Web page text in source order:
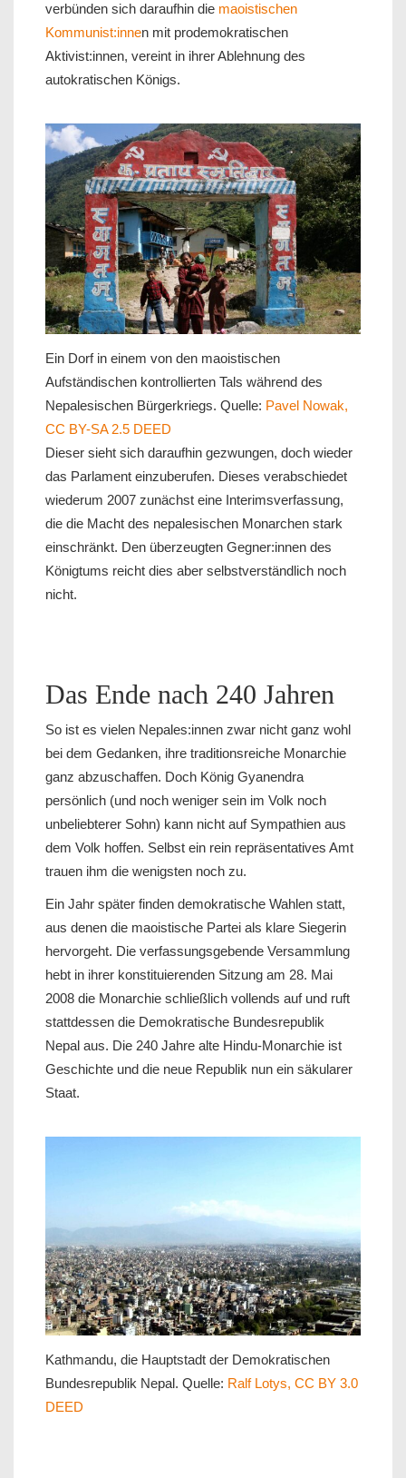
verbünden sich daraufhin die maoistischen
Kommunist:innen mit prodemokratischen
Aktivist:innen, vereint in ihrer Ablehnung des
autokratischen Königs.
Ein Dorf in einem von den maoistischen
Aufständischen kontrollierten Tals während des
Nepalesischen Bürgerkriegs. Quelle: Pavel Nowak,
CC BY-SA 2.5 DEED
Dieser sieht sich daraufhin gezwungen, doch wieder
das Parlament einzuberufen. Dieses verabschiedet
wiederum 2007 zunächst eine Interimsverfassung,
die die Macht des nepalesischen Monarchen stark
einschränkt. Den überzeugten Gegner:innen des
Königtums reicht dies aber selbstverständlich noch
nicht.
Das Ende nach 240 Jahren
So ist es vielen Nepales:innen zwar nicht ganz wohl
bei dem Gedanken, ihre traditionsreiche Monarchie
ganz abzuschaffen. Doch König Gyanendra
persönlich (und noch weniger sein im Volk noch
unbeliebterer Sohn) kann nicht auf Sympathien aus
dem Volk hoffen. Selbst ein rein repräsentatives Amt
trauen ihm die wenigsten noch zu.
Ein Jahr später finden demokratische Wahlen statt,
aus denen die maoistische Partei als klare Siegerin
hervorgeht. Die verfassungsgebende Versammlung
hebt in ihrer konstituierenden Sitzung am 28. Mai
2008 die Monarchie schließlich vollends auf und ruft
stattdessen die Demokratische Bundesrepublik
Nepal aus. Die 240 Jahre alte Hindu-Monarchie ist
Geschichte und die neue Republik nun ein säkularer
Staat.
Kathmandu, die Hauptstadt der Demokratischen
Bundesrepublik Nepal. Quelle: Ralf Lotys, CC BY 3.0
DEED